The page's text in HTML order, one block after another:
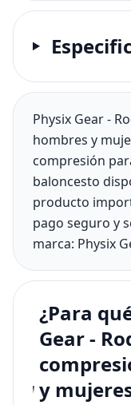
Physix Gear -
hombres y
compresión
baloncesto
producto
pago seguro y
marca: Physix
¿Para
Gear -
y